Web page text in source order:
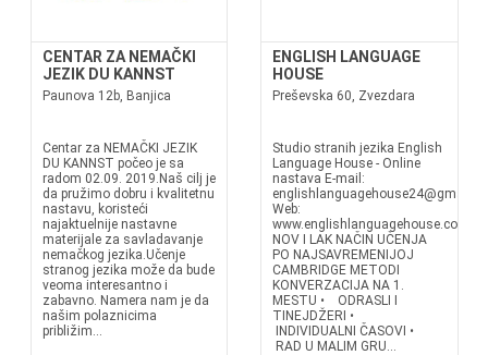
CENTAR ZA NEMAČKI
JEZIK DU KANNST
Paunova 12b, Banjica
Centar za NEMAČKI JEZIK
DU KANNST počeo je sa
radom 02.09. 2019.Naš cilj je
da pružimo dobru i kvalitetnu
nastavu, koristeći
najaktuelnije nastavne
materijale za savladavanje
nemačkog jezika.Učenje
stranog jezika može da bude
veoma interesantno i
zabavno. Namera nam je da
našim polaznicima
približim...
ENGLISH LANGUAGE
HOUSE
Preševska 60, Zvezdara
Studio stranih jezika English
Language House - Online
nastava E-mail:
Web:
www.englishlanguagehouse.co.rs
NOV I LAK NAČIN UČENJA
PO NAJSAVREMENIJOJ
CAMBRIDGE METODI
KONVERZACIJA NA 1.
MESTU • ODRASLI I
TINEJDŽERI •
INDIVIDUALNI ČASOVI •
RAD U MALIM GRU...